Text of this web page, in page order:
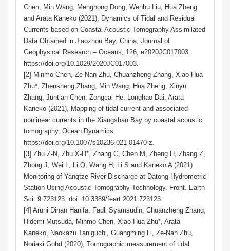
Chen, Min Wang, Menghong Dong, Wenhu Liu, Hua Zheng
and Arata Kaneko (2021), Dynamics of Tidal and Residual
Currents based on Coastal Acoustic Tomography Assimilated
Data Obtained in Jiaozhou Bay, China, Journal of
Geophysical Research – Oceans, 126, e2020JC017003.
https://doi.org/10.1029/2020JC017003.
[2] Minmo Chen, Ze-Nan Zhu, Chuanzheng Zhang, Xiao-Hua
Zhu*, Zhensheng Zhang, Min Wang, Hua Zheng, Xinyu
Zhang, Juntian Chen, Zongcai He, Longhao Dai, Arata
Kaneko (2021), Mapping of tidal current and associated
nonlinear currents in the Xiangshan Bay by coastal acoustic
tomography, Ocean Dynamics
https://doi.org/10.1007/s10236-021-01470-z.
[3] Zhu Z-N, Zhu X-H*, Zhang C, Chen M, Zheng H, Zhang Z,
Zhong J, Wei L, Li Q, Wang H, Li S and Kaneko A (2021)
Monitoring of Yangtze River Discharge at Datong Hydrometric
Station Using Acoustic Tomography Technology. Front. Earth
Sci. 9:723123. doi: 10.3389/feart.2021.723123.
[4] Aruni Dinan Hanifa, Fadli Syamsudin, Chuanzheng Zhang,
Hidemi Mutsuda, Minmo Chen, Xiao-Hua Zhu*, Arata
Kaneko, Naokazu Taniguchi, Guangming Li, Ze-Nan Zhu,
Noriaki Gohd (2020), Tomographic measurement of tidal